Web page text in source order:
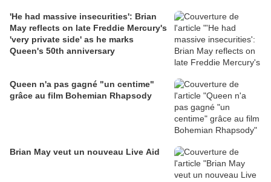
'He had massive insecurities': Brian
May reflects on late Freddie Mercury's
'very private side' as he marks
Queen's 50th anniversary
Queen n'a pas gagné "un centime"
grâce au film Bohemian Rhapsody
Brian May veut un nouveau Live Aid